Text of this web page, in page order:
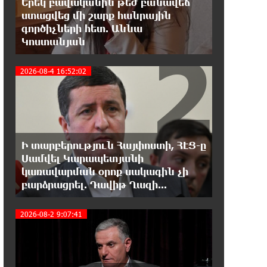
հայ է և չի վախենում
իշխանությունների ապօրինություններից.
Լարիսա Ալավերդյան
10:11:47 8-08-2026
Մեր ուժը մեր աշխատակիցներն են.
ԶՊՄԿ
10:02:07 8-08-2026
«Պատմական հիշողությունը չի
կարելի քաղաքականություն
դարձնել». Կարպիս Փաշոյան
0:55:39 8-08-2026
հասցեներում օգոստոսի 10-ին, 11-
ին, 12-ին և 13-ին գազ չի լինելու
0:35:27 8-08-2026
ստացվեց մի շարք հանրային
գործիչների հետ. Աննա
Կոստանյան
2026-08-4 16:52:02
Ի տարբերություն Հայփոստի, ՀԷՑ-ը
Սամվել Կարապետյանի
կառավարման օրոք սակագին չի
բարձրացրել. Դավիթ Ղազի...
2
2026-08-2 9:07:41 3